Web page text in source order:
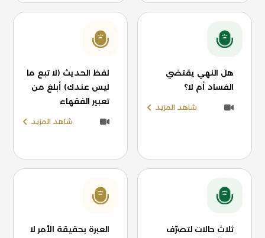
هل النهي يقتضي
الفساد أم لا؟
شاهد المزيد
لفظ الحديث (لا تبع ما
ليس عندك) أبلغ من
تعبير الفقهاء
شاهد المزيد
ثلاث حالات لتصرّف
العبرة بحقيقة الأمر لا